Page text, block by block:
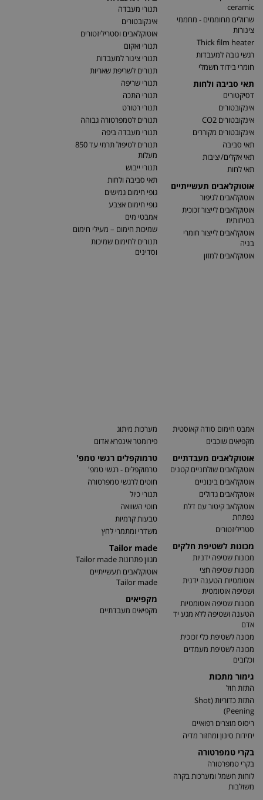
ceramic
שרוולים מחוממים - מחממי
צינורות
Thick film heater
רגשי גובה למעבדות
חומרי בידוד חשמלי
תאי סביבה ולחות
דסיקטורים
אינקובטורים
אינקובטורים CO2
אינקובטורים מקוררים
תאי סביבה
תאי אקלים/יציבות
תאי לחות
אוטוקלאבים תעשייתיים
אוטוקלאבים לגיפור
אוטוקלאבים לייצור זכוכית
בטיחותית
אוטוקלאבים לייצור חומרי
בניה
אוטוקלאבים למזון
תנורי מעבדה
אינקובטורים
אוטוקלאבים וסטריליזטורים
תנורי ואקום
תנורי צינור למעבדות
תנורים לשריפת שאריות
תנורי שריפה
תנורי התכה
תנורי רטורט
תנורים לטמפרטורה גבוהה
תנורי מעבדה ביפה
תנורים לטיפול תרמי עד 850
מעלות
תנורי ייבוש
תאי סביבה ולחות
גופי חימום גמישים
גופי חימום אצבע
אמבטי מים
שמיכות חימום – מעילי חימום
תנורים לחימום שמיכות
וסדינים
אמבט חימום סודה קאוסטית
מקפיאים שוכבים
אוטוקלאבים מעבדתיים
אוטוקלאבים שולחניים קטנים
אוטוקלאבים בינוניים
אוטוקלאבים גדולים
אוטוקלאב קיטור עם דלת
נפתחת
סטריליזטורים
מכונות לשטיפת חלקים
מכונות שטיפה ידניות
מכונות שטיפה חצי
אוטומטיות הטענה ידנית
ושטיפה אוטומטית
מכונות שטיפה אוטומטיות
הטענה ושטיפה ללא מגע יד
אדם
מכונה לשטיפת כלי זכוכית
מכונה לשטיפת מעמדים
וכלובים
גימור מתכות
התזת חול
התזת כדוריות (Shot
Peening)
ריסוס מוצרים רפואיים
יחידות סינון ומחזור מדיה
בקרי טמפרטורה
בקרי טמפרטורה
לוחות חשמל ומערכות בקרה
משולבות
מערכות מיתוג
פירומטר אינפרא אדום
טרמוקפלים רגשי טמפ'
טרמוקפלים - רגשי טמפ'
חוטים לרגשי טמפרטורה
תנורי כיול
חוטי השוואה
טבעות קרמיות
משדרי ומתמרי לחץ
Tailor made
מגוון פתרונות Tailor made
אוטוקלאבים תעשייתיים
Tailor made
מקפיאים
מקפיאים מעבדתיים